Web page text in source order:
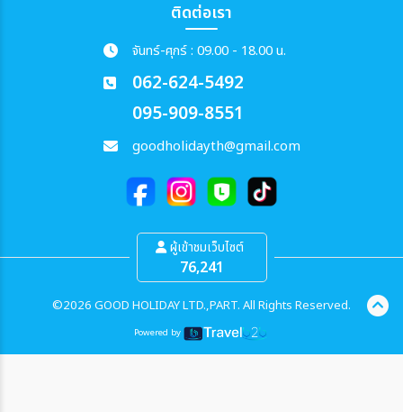
ติดต่อเรา
จันทร์-ศุกร์ : 09.00 - 18.00 น.
062-624-5492
095-909-8551
goodholidayth@gmail.com
ผู้เข้าชมเว็บไซต์
76,241
©2026 GOOD HOLIDAY LTD.,PART. All Rights Reserved.
Powered by